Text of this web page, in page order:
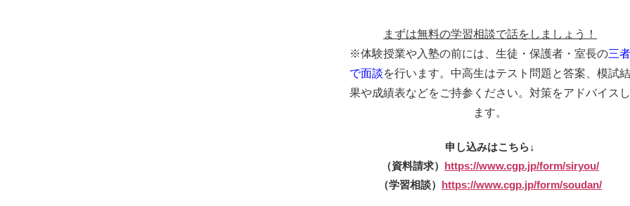
まずは無料の学習相談で話をしましょう！
※体験授業や入塾の前には、生徒・保護者 ・室長の三者
で面談を行います。中高生はテスト問題と答案、模試結
果や成績表などをご持参ください。対策をアドバイスし
ます。
申し込みはこちら↓
（資料請求） https://www.cgp.jp/form/siryou/
（学習相談） https://www.cgp.jp/form/soudan/